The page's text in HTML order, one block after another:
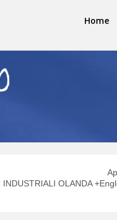
Home
INDUSTRIALI OLANDA